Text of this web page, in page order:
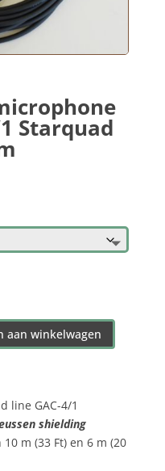
Starquad
aan winkelwagen
line GAC-4/1
shielding
m (33 Ft) en 6 m (20